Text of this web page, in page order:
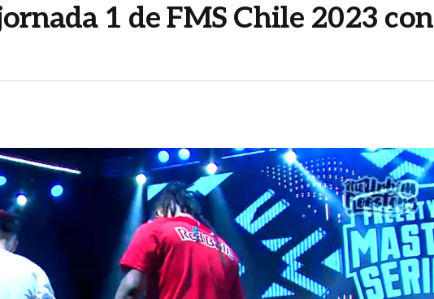
1 de FMS Chile 2023 con